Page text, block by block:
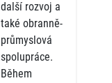
další rozvoj a
také obranně-
průmyslová
spolupráce.
Během